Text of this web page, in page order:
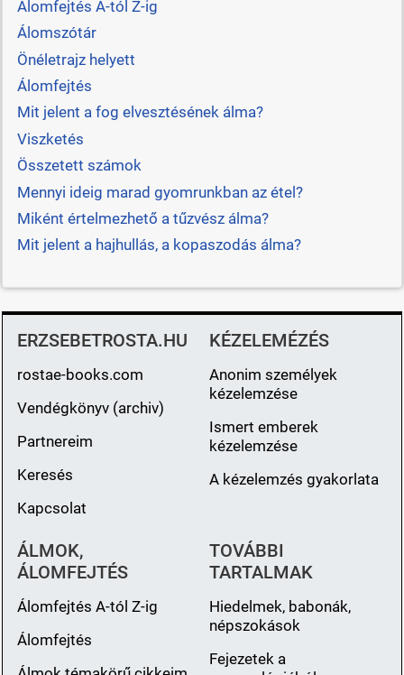
Álomfejtés A-tól Z-ig
Álomszótár
Önéletrajz helyett
Álomfejtés
Mit jelent a fog elvesztésének álma?
Viszketés
Összetett számok
Mennyi ideig marad gyomrunkban az étel?
Miként értelmezhető a tűzvész álma?
Mit jelent a hajhullás, a kopaszodás álma?
ERZSEBETROSTA.HU
rostae-books.com
Vendégkönyv (archiv)
Partnereim
Keresés
Kapcsolat
KÉZELEMÉZÉS
Anonim személyek
kézelemzése
Ismert emberek
kézelemzése
A kézelemzés gyakorlata
ÁLMOK,
ÁLOMFEJTÉS
Álomfejtés A-tól Z-ig
Álomfejtés
TOVÁBBI
TARTALMAK
Hiedelmek, babonák,
népszokások
Fejezetek a